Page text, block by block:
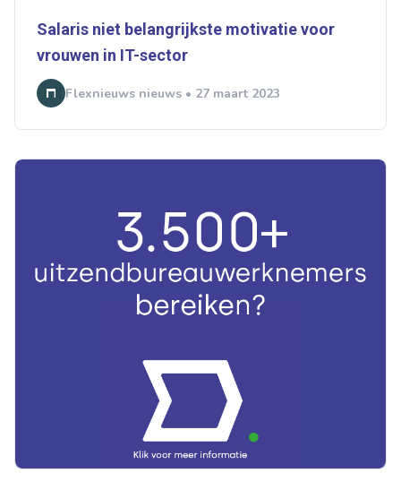
Salaris niet belangrijkste motivatie voor
vrouwen in IT-sector
Flexnieuws nieuws • 27 maart 2023
Ontvang vacatures direct in
je mailbox
ABU
Bureau Cicero
Flexmarkt Flexnieuws
Normering Arbeid
ZiPconomy